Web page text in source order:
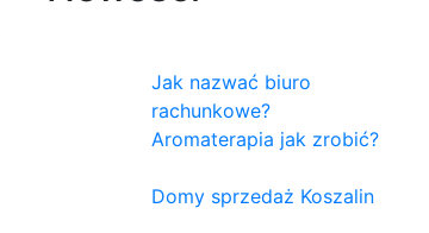
Jak nazwać biuro
rachunkowe?
Aromaterapia jak zrobić?
Domy sprzedaż Koszalin